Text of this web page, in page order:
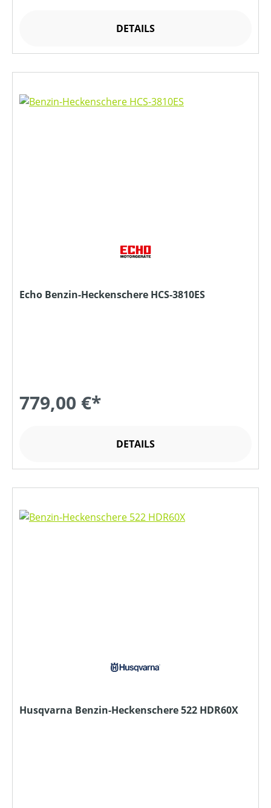
DETAILS
Echo Benzin-Heckenschere HCS-3810ES
779,00 €*
DETAILS
Husqvarna Benzin-Heckenschere 522 HDR60X